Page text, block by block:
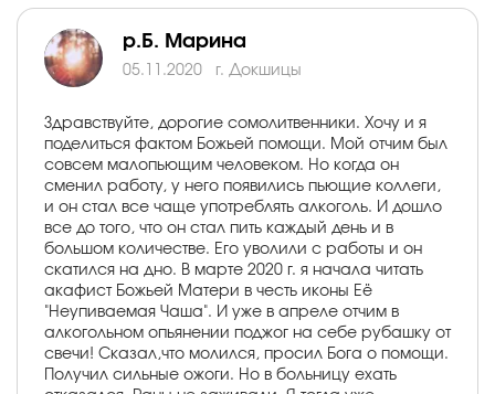
р.Б. Марина
05.11.2020 г. Докшицы
Здравствуйте, дорогие сомолитвенники. Хочу и я
поделиться фактом Божьей помощи. Мой отчим был
совсем малопьющим человеком. Но когда он
сменил работу, у него появились пьющие коллеги,
и он стал все чаще употреблять алкоголь. И дошло
все до того, что он стал пить каждый день и в
большом количестве. Его уволили с работы и он
скатился на дно. В марте 2020 г. я начала читать
акафист Божьей Матери в честь иконы Её
"Неупиваемая Чаша". И уже в апреле отчим в
алкогольном опьянении поджог на себе рубашку от
свечи! Сказал,что молился, просил Бога о помощи.
Получил сильные ожоги. Но в больницу ехать